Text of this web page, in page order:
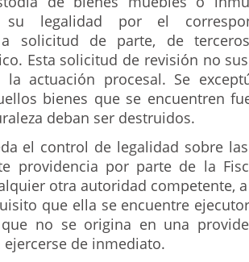
su legalidad por el
a solicitud de parte, de
Esta solicitud de revisión no
actuación procesal. Se
bienes que se encuentren
deban ser destruidos.
el control de legalidad sobre
providencia por parte de la
otra autoridad competente,
que ella se encuentre
no se origina en una
de inmediato.